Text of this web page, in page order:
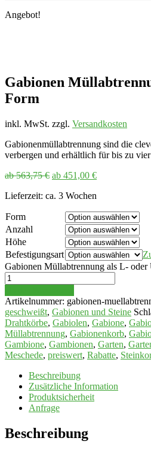
Angebot!
Gabionen
Form
inkl. MwSt. zzgl. Versandkosten
Gabionenmüllabtrennung sind die
verbergen und erhältlich für bis zu
ab563,75€ ab 451,00 €
Lieferzeit: ca. 3 Wochen
Form
Anzahl
Höhe
Befestigungsart
Gabionen Müllabtrennung als L-
Artikelnummer: gabionen-
geschweißt, Gabionen und Steine
Drahtkörbe, Gabiolen, Gabione,
Müllabtrennung, Gabionenkorb,
Gambione, Gambionen, Garten,
Meschede, preiswert, Rabatte,
Beschreibung
Zusätzliche Information
Produktsicherheit
Anfrage
Beschreibung